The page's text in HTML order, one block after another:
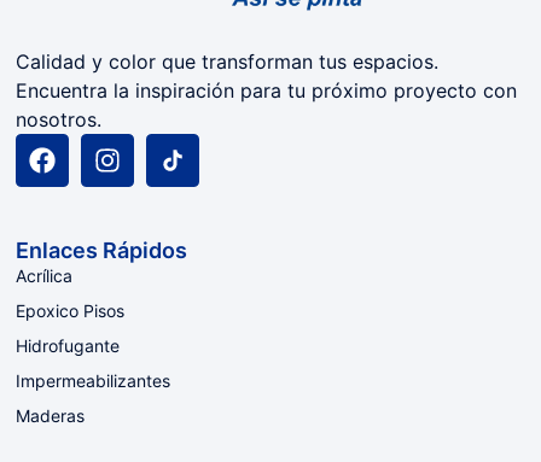
Calidad y color que transforman tus espacios.
Encuentra la inspiración para tu próximo proyecto con
nosotros.
Enlaces Rápidos
Acrílica
Epoxico Pisos
Hidrofugante
Impermeabilizantes
Maderas